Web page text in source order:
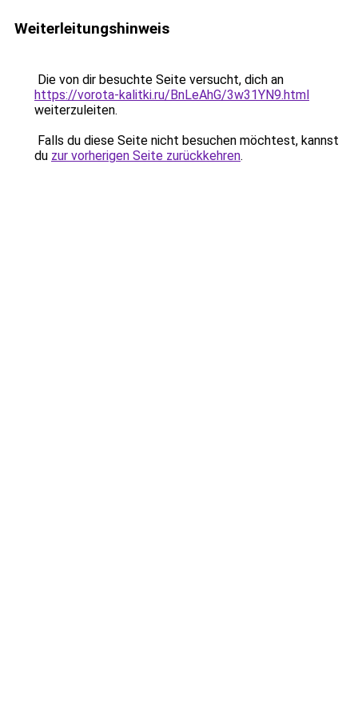
Weiterleitungshinweis
Die von dir besuchte Seite versucht, dich an
https://vorota-kalitki.ru/BnLeAhG/3w31YN9.html
weiterzuleiten.
Falls du diese Seite nicht besuchen möchtest, kannst
du zur vorherigen Seite zurückkehren.